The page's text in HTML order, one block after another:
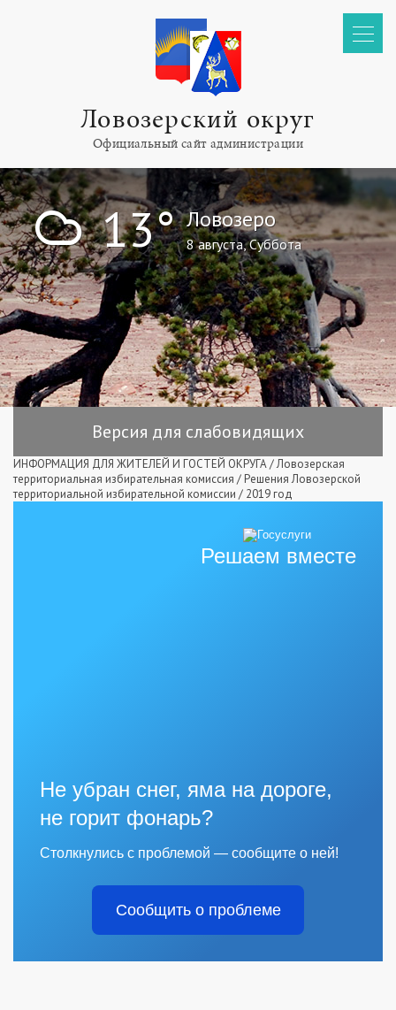
Ловозерский округ
Официальный сайт администрации
! 13° Ловозеро
8 августа, Суббота
Версия для слабовидящих
ИНФОРМАЦИЯ ДЛЯ ЖИТЕЛЕЙ И ГОСТЕЙ ОКРУГА/Ловозерская
территориальная избирательная комиссия / Решения Ловозерской
территориальной избирательной комиссии / 2019 год
Решаем вместе
Не убран снег, яма на дороге,
не горит фонарь?
Столкнулись с проблемой — сообщите о ней!
Сообщить о проблеме